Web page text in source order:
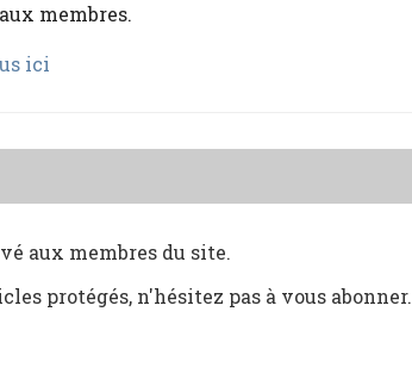
membres.
ici
aux membres du site.
protégés, n'hésitez pas à vous abonner.